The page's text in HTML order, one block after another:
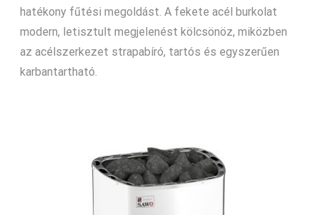
hatékony fűtési megoldást. A fekete acél burkolat
modern, letisztult megjelenést kölcsönöz, miközben
az acélszerkezet strapabíró, tartós és egyszerűen
karbantartható.